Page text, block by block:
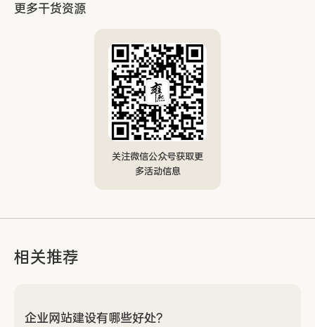
更多干货资源
关注微信公众号获取更
多活动信息
相关推荐
企业网站建设有哪些好处?